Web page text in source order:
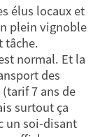
élus locaux et
plein vignoble
tâche.
normal. Et la
des
7 ans de
surtout ça
un soi-disant